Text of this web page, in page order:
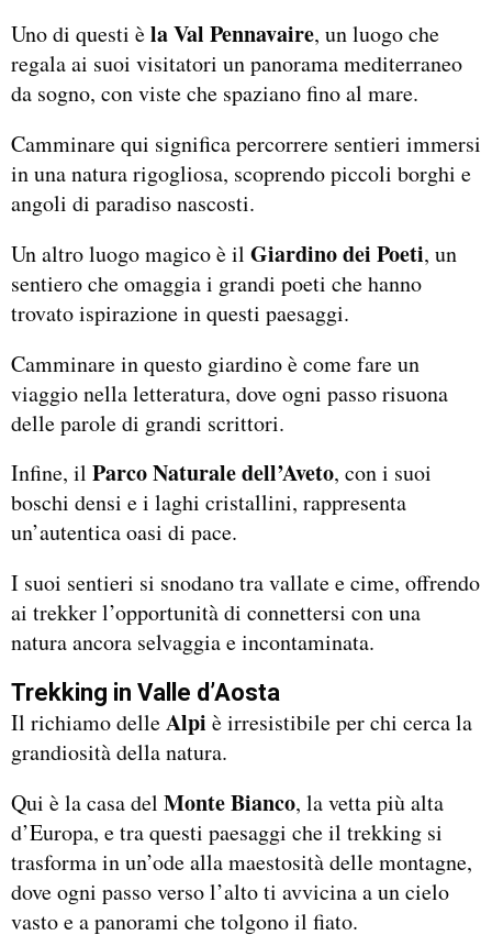
Uno di questi èla Val Pennavaire, un luogo che
regala ai suoi visitatori un panorama mediterraneo
da sogno, con viste che spaziano fino al mare.
Camminare qui significa percorrere sentieri immersi
in una natura rigogliosa, scoprendo piccoli borghi e
angoli di paradiso nascosti.
Un altro luogo magico è il Giardino dei Poeti, un
sentiero che omaggia i grandi poeti che hanno
trovato ispirazione in questi paesaggi.
Camminare in questo giardino è come fare un
viaggio nella letteratura, dove ogni passo risuona
delle parole di grandi scrittori.
Infine, il Parco Naturale dell’Aveto, con i suoi
boschi densi e i laghi cristallini, rappresenta
un’autentica oasi di pace.
I suoi sentieri si snodano tra vallate e cime, offrendo
ai trekker l’opportunità di connettersi con una
natura ancora selvaggia e incontaminata.
Trekking in Valle d’Aosta
Il richiamo delleAlpi è irresistibile per chi cerca la
grandiosità della natura.
Qui è la casa del Monte Bianco, la vetta più alta
d’Europa, e tra questi paesaggi che il trekking si
trasforma in un’ode alla maestosità delle montagne,
dove ogni passo verso l’alto ti avvicina a un cielo
vasto e a panorami che tolgono il fiato.